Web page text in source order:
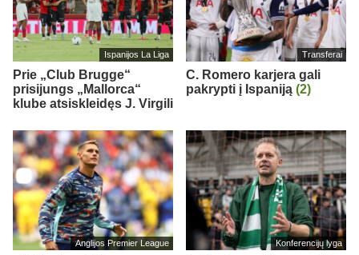
Ispanijos La Liga
Prie „Club Brugge“
prisijungs „Mallorca“
klube atsiskleidęs J. Virgili
Transferai
C. Romero karjera gali
pakrypti į Ispaniją (2)
Anglijos Premier League Konferencijų lyga